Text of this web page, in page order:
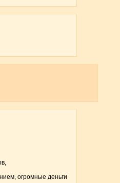
огромные деньги